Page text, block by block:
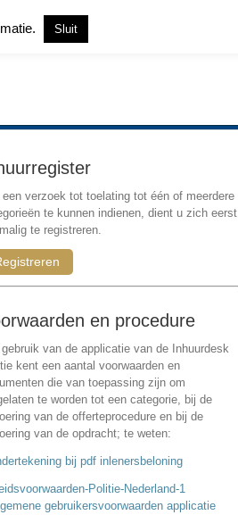
een verzoek tot toelating tot één of meerdere
te kunnen indienen, dient u zich eerst
te registreren.
en procedure
gebruik van de applicatie van de Inhuurdesk
kent een aantal voorwaarden en
die van toepassing zijn om
te worden tot een categorie, bij de
van de offerteprocedure en bij de
van de opdracht; te weten:
bij pdf inlenersbeloning
Politie-Nederland-1
gebruikersvoorwaarden applicatie
Sluit